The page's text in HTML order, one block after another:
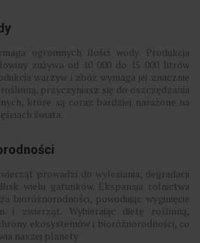
ogromnych ilości wody. Produkcja
zużywa od 10 000 do 15 000 litrów
warzyw i zbóż wymaga jej znacznie
przyczyniasz się do oszczędzania
które są coraz bardziej narażone na
świata.
prowadzi do wylesiania, degradacji
wielu gatunków. Ekspansja rolnictwa
bioróżnorodności, powodując wyginięcie
i zwierząt. Wybierając dietę roślinną,
ekosystemów i bioróżnorodności, co
naszej planety.